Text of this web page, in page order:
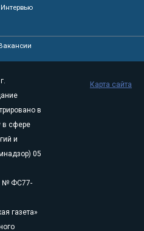
Интервью
в
в сфере
и
05
№ ФС77-
газета»
Карта сайта